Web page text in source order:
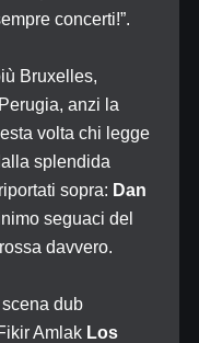
concerti!”.
Bruxelles,
anzi la
volta chi legge
splendida
sopra: Dan
seguaci del
davvero.
dub
Amlak Los